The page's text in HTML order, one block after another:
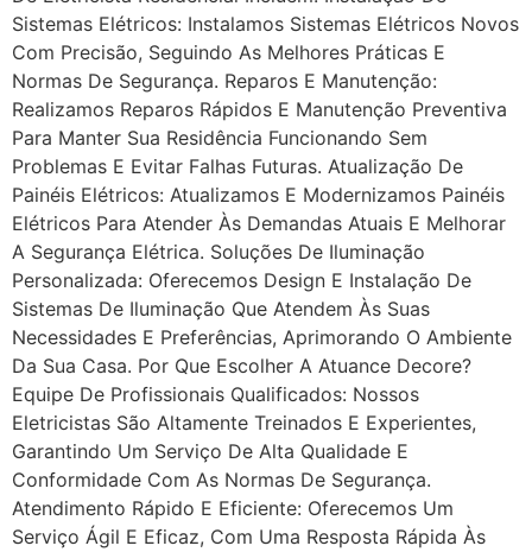
Sistemas Elétricos: Instalamos Sistemas Elétricos Novos
Com Precisão, Seguindo As Melhores Práticas E
Normas De Segurança. Reparos E Manutenção:
Realizamos Reparos Rápidos E Manutenção Preventiva
Para Manter Sua Residência Funcionando Sem
Problemas E Evitar Falhas Futuras. Atualização De
Painéis Elétricos: Atualizamos E Modernizamos Painéis
Elétricos Para Atender Às Demandas Atuais E Melhorar
A Segurança Elétrica. Soluções De Iluminação
Personalizada: Oferecemos Design E Instalação De
Sistemas De Iluminação Que Atendem Às Suas
Necessidades E Preferências, Aprimorando O Ambiente
Da Sua Casa. Por Que Escolher A Atuance Decore?
Equipe De Profissionais Qualificados: Nossos
Eletricistas São Altamente Treinados E Experientes,
Garantindo Um Serviço De Alta Qualidade E
Conformidade Com As Normas De Segurança.
Atendimento Rápido E Eficiente: Oferecemos Um
Serviço Ágil E Eficaz, Com Uma Resposta Rápida Às